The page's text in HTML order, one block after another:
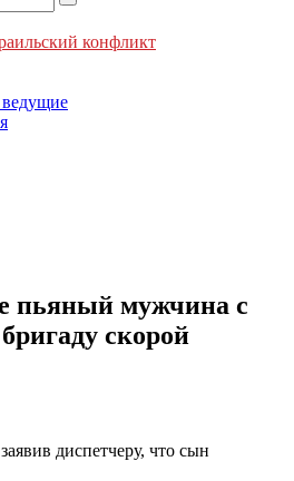
конфликт
пьяный мужчина с
скорой
диспетчеру, что сын